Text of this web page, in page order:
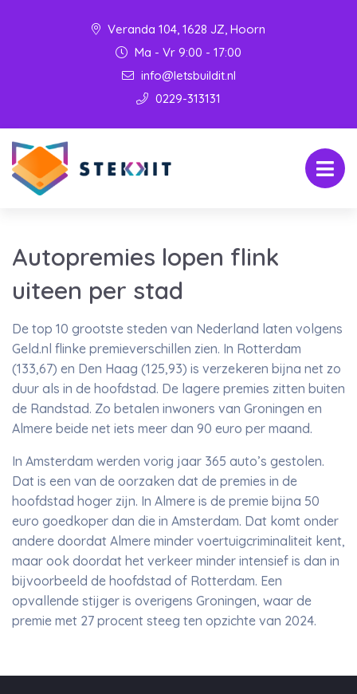
Veranda 104, 1628 JZ, Hoorn
Ma - Vr 9:00 - 17:00
info@letsbuildit.nl
0229-313131
Autopremies lopen flink
uiteen per stad
De top 10 grootste steden van Nederland laten volgens
Geld.nl flinke premieverschillen zien. In Rotterdam
(133,67) en Den Haag (125,93) is verzekeren bijna net zo
duur als in de hoofdstad. De lagere premies zitten buiten
de Randstad. Zo betalen inwoners van Groningen en
Almere beide net iets meer dan 90 euro per maand.
In Amsterdam werden vorig jaar 365 auto’s gestolen.
Dat is een van de oorzaken dat de premies in de
hoofdstad hoger zijn. In Almere is de premie bijna 50
euro goedkoper dan die in Amsterdam. Dat komt onder
andere doordat Almere minder voertuigcriminaliteit kent,
maar ook doordat het verkeer minder intensief is dan in
bijvoorbeeld de hoofdstad of Rotterdam. Een
opvallende stijger is overigens Groningen, waar de
premie met 27 procent steeg ten opzichte van 2024.